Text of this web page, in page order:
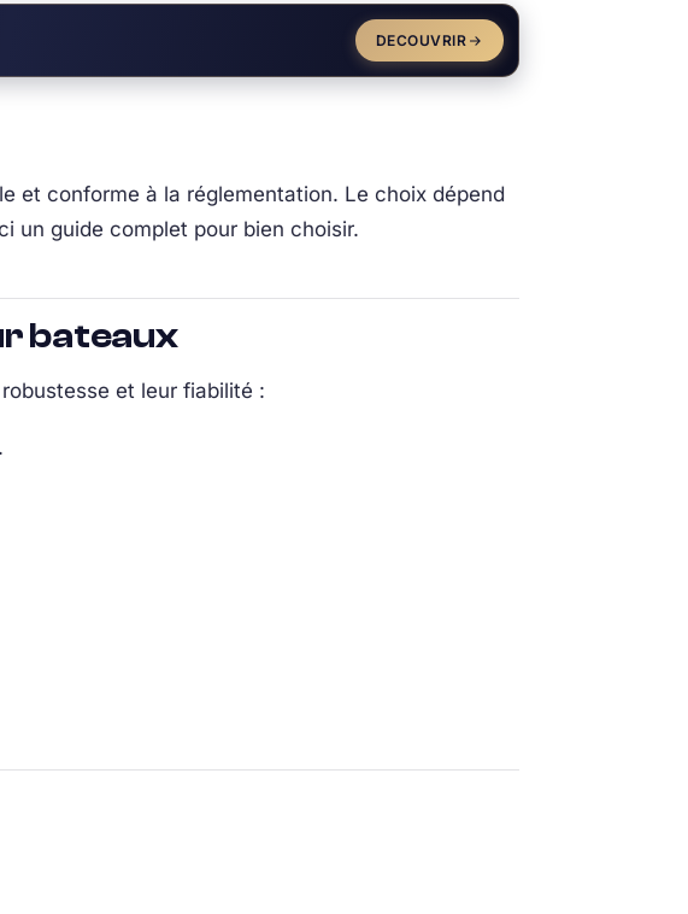
DECOUVRIR
et conforme à la réglementation. Le choix dépend
un guide complet pour bien choisir.
bateaux
et leur fiabilité :